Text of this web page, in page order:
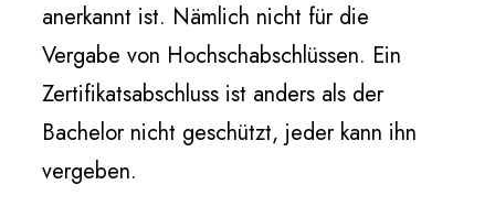
anerkannt ist. Nämlich nicht für die
Vergabe von Hochschabschlüssen. Ein
Zertifikatsabschluss ist anders als der
Bachelor nicht geschützt, jeder kann ihn
vergeben.